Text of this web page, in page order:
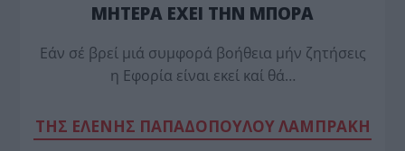
ΜΗΤΕΡΑ ΕΧΕΙ ΤΗΝ ΜΠΟΡΑ
Εάν σέ βρεί μιά συμφορά βοήθεια μήν ζητήσεις
η Εφορία είναι εκεί καί θά…
TΗΣ ΕΛΕΝΗΣ ΠΑΠΑΔΟΠΟΥΛΟΥ ΛΑΜΠΡΑΚΗ